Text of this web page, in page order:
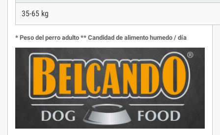
35-65 kg
* Peso del perro adulto ** Candidad de alimento humedo / día